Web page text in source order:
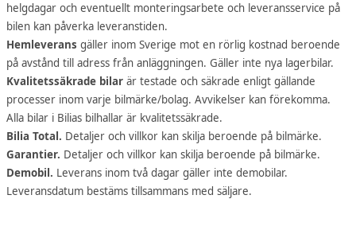
helgdagar och eventuellt monteringsarbete och leveransservice på
bilen kan påverka leveranstiden.
Hemleverans gäller inom Sverige mot en rörlig kostnad beroende
på avstånd till adress från anläggningen. Gäller inte nya lagerbilar.
Kvalitetssäkrade bilar är testade och säkrade enligt gällande
processer inom varje bilmärke/bolag. Avvikelser kan förekomma.
Alla bilar i Bilias bilhallar är kvalitetssäkrade.
Bilia Total. Detaljer och villkor kan skilja beroende på bilmärke.
Garantier. Detaljer och villkor kan skilja beroende på bilmärke.
Demobil. Leverans inom två dagar gäller inte demobilar.
Leveransdatum bestäms tillsammans med säljare.